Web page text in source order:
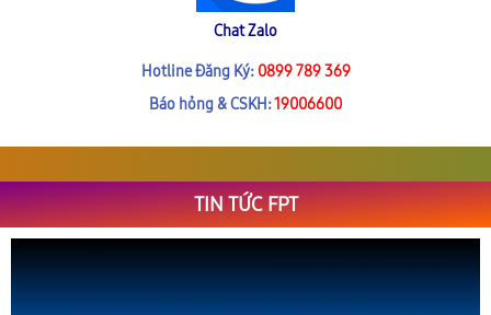
Chat Zalo
Hotline Đăng Ký: 0899 789 369
Báo hỏng & CSKH:19006600
TIN TỨC FPT